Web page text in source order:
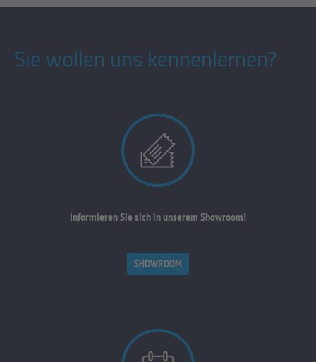
Sie wollen uns kennenlernen?
Informieren Sie sich in unserem Showroom!
SHOWROOM